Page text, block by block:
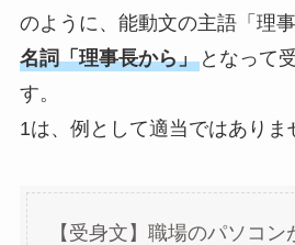
のように、能動文の主語「理事
名詞「理事長から」となって
す。
1は、例として適当ではありま
【受身文】職場のパソコ